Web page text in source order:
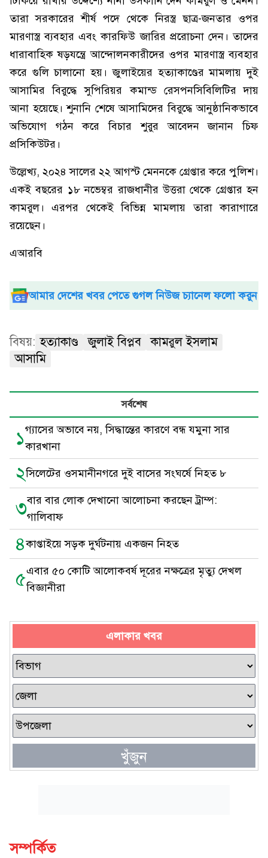
তারা সরকারের শীর্ষ পদে থেকে নিরস্ত্র ছাত্র-জনতার ওপর
মারণাস্ত্র ব্যবহার এবং কারফিউ জারির প্ররোচনা দেন। তাদের
ধারাবাহিক ষড়যন্ত্রে আন্দোলনকারীদের ওপর মারণাস্ত্র ব্যবহার
করে গুলি চালানো হয়। জুলাইয়ের হত্যাকাণ্ডের মামলায় দুই
আসামির বিরুদ্ধে সুপিরিয়র কমান্ড রেসপনসিবিলিটির দায়
আনা হয়েছে। শুনানি শেষে আসামিদের বিরুদ্ধে আনুষ্ঠানিকভাবে
অভিযোগ গঠন করে বিচার শুরুর আবেদন জানান চিফ
প্রসিকিউটর।
উল্লেখ্য, ২০২৪ সালের ২২ আগস্ট মেননকে গ্রেপ্তার করে পুলিশ।
একই বছরের ১৮ নভেম্বর রাজধানীর উত্তরা থেকে গ্রেপ্তার হন
কামরুল। এরপর থেকেই বিভিন্ন মামলায় তারা কারাগারে
রয়েছেন।
এআরবি
আমার দেশের খবর পেতে গুগল নিউজ চ্যানেল ফলো করুন
বিষয়: হত্যাকাণ্ড জুলাই বিপ্লব
কামরুল ইসলাম
আসামি
সর্বশেষ
১গ্যাসের অভাবে নয়, সিদ্ধান্তের কারণে বন্ধ যমুনা সার
কারখানা
২সিলেটের ওসমানীনগরে দুই বাসের সংঘর্ষে নিহত ৮
৩বার বার লোক দেখানো আলোচনা করছেন ট্রাম্প:
গালিবাফ
৪কাপ্তাইয়ে সড়ক দুর্ঘটনায় একজন নিহত
৫এবার ৫০ কোটি আলোকবর্ষ দূরের নক্ষত্রের মৃত্যু দেখল
বিজ্ঞানীরা
এলাকার খবর
খুঁজুন
সম্পর্কিত